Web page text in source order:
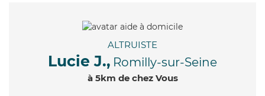
ALTRUISTE
Lucie J., Romilly-sur-Seine
à 5km de chez Vous